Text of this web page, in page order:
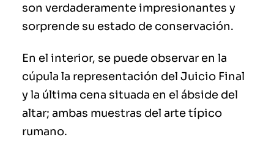
son verdaderamente impresionantes y
sorprende su estado de conservación.
En el interior, se puede observar en la
cúpula la representación del Juicio Final
y la última cena situada en el ábside del
altar; ambas muestras del arte típico
rumano.